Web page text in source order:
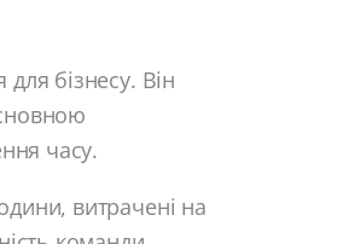
бізнесу. Він
часу.
витрачені на